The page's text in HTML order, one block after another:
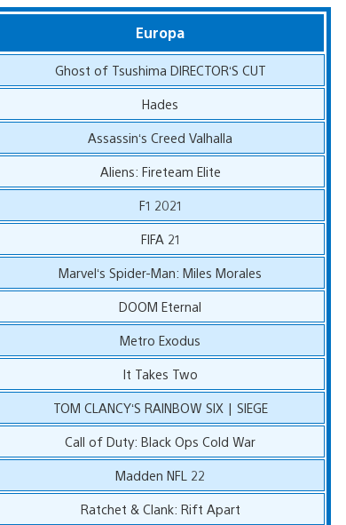
Europa
Ghost of Tsushima DIRECTOR‘S CUT
Hades
Assassin‘s Creed Valhalla
Aliens: Fireteam Elite
F1 2021
FIFA 21
Marvel‘s Spider-Man: Miles Morales
DOOM Eternal
Metro Exodus
It Takes Two
TOM CLANCY‘S RAINBOW SIX | SIEGE
Call of Duty: Black Ops Cold War
Madden NFL 22
Ratchet & Clank: Rift Apart